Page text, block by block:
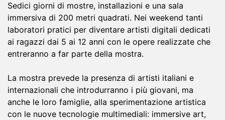
Sedici giorni di mostre, installazioni e una sala
immersiva di 200 metri quadrati. Nei weekend tanti
laboratori pratici per diventare artisti digitali dedicati
ai ragazzi dai 5 ai 12 anni con le opere realizzate che
entreranno a far parte della mostra.
La mostra prevede la presenza di artisti italiani e
internazionali che introdurranno i più giovani, ma
anche le loro famiglie, alla sperimentazione artistica
con le nuove tecnologie multimediali: immersive art,